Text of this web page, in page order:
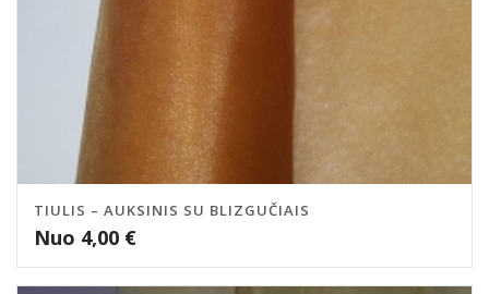
TIULIS – AUKSINIS SU BLIZGUČIAIS
Nuo 4,00 €